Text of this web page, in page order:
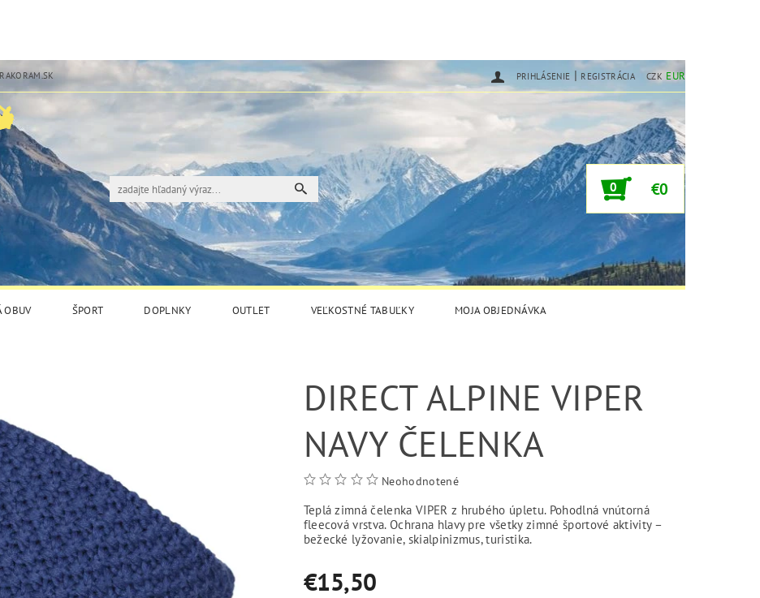
CZK EUR
PRIHLÁSENIE | REGISTRÁCIA
0 €0
OBUV ŠPORT DOPLNKY OUTLET VEĽKOSTNÉ TABUĽKY MOJA OBJEDNÁVKA
DIRECT ALPINE VIPER
NAVY ČELENKA
Neohodnotené
Teplá zimná čelenka VIPER z hrubého úpletu. Pohodlná vnútorná
fleecová vrstva. Ochrana hlavy pre všetky zimné športové aktivity –
bežecké lyžovanie, skialpinizmus, turistika.
€15,50